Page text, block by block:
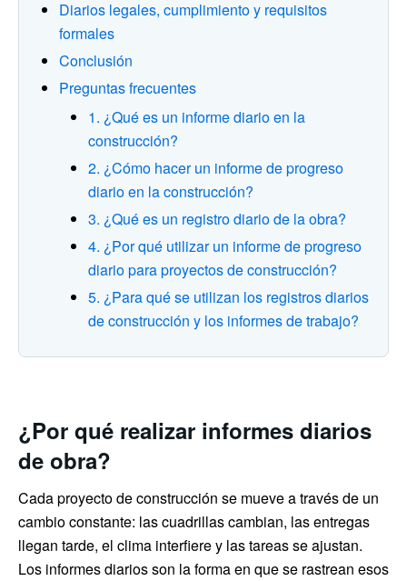
Diarios legales, cumplimiento y requisitos
formales
Conclusión
Preguntas frecuentes
1. ¿Qué es un informe diario en la
construcción?
2. ¿Cómo hacer un informe de progreso
diario en la construcción?
3. ¿Qué es un registro diario de la obra?
4. ¿Por qué utilizar un informe de progreso
diario para proyectos de construcción?
5. ¿Para qué se utilizan los registros diarios
de construcción y los informes de trabajo?
¿Por qué realizar informes diarios
de obra?
Cada proyecto de construcción se mueve a través de un
cambio constante: las cuadrillas cambian, las entregas
llegan tarde, el clima interfiere y las tareas se ajustan.
Los informes diarios son la forma en que se rastrean esos